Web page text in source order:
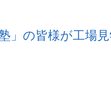
」の皆様が工場